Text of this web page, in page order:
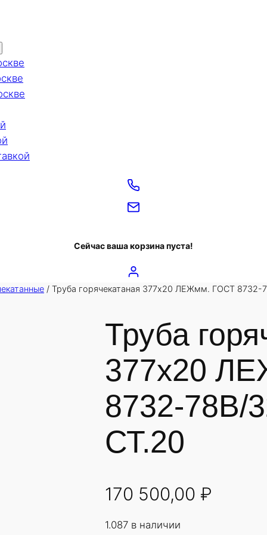
Сейчас ваша корзина пуста!
/ Труба горячекатаная 377х20 ЛЕЖмм. ГОСТ
Труба
377х20
8732-78В/
СТ.20
170 500,00 ₽
1.087 в наличии